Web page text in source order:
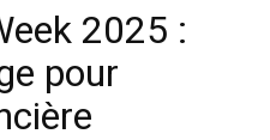
2025 :
pour